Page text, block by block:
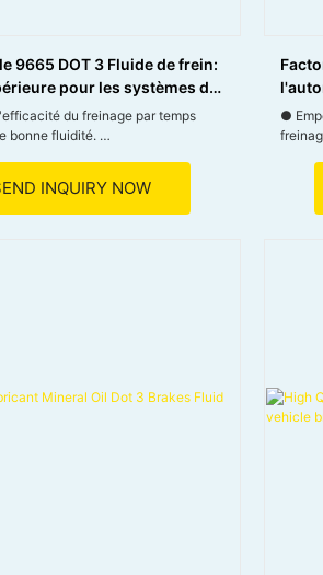
9665 DOT 3 Fluide de frein:
pour les systèmes de
du freinage par temps
bonne fluidité.
corrosion interne dans le système
la durée de vie des
INQUIRY NOW
●
●
au